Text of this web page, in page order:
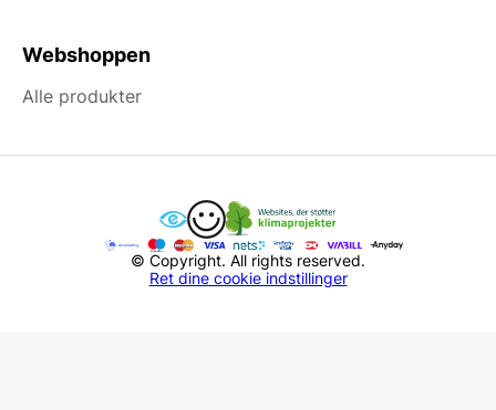
Webshoppen
Alle produkter
© Copyright. All rights reserved.
Ret dine cookie indstillinger